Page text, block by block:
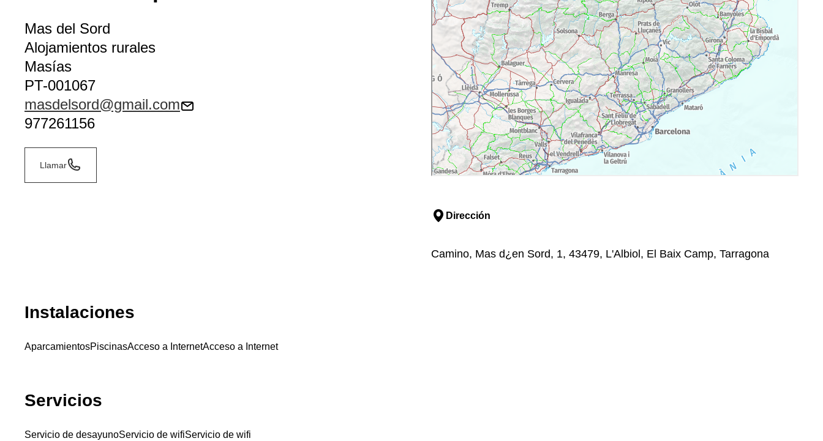
Mas del Sord
Alojamientos rurales
Masías
PT-001067
masdelsord@gmail.com
977261156
Llamar
Dirección
Camino, Mas d¿en Sord, 1, 43479, L'Albiol, El Baix Camp, Tarragona
Instalaciones
AparcamientosPiscinasAcceso a InternetAcceso a Internet
Servicios
Servicio de desayunoServicio de wifiServicio de wifi